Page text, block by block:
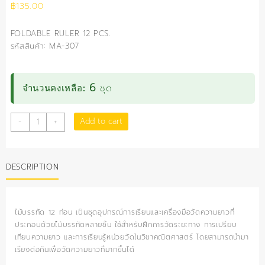
฿135.00
FOLDABLE RULER 12 PCS.
รหัสสินค้า: MA-307
จำนวนคงเหลือ: 6 ชุด
-
ไม้บรรทัด
12
+ Add to cart
DESCRIPTION
ไม้บรรทัด 12 ท่อน เป็นชุดอุปกรณ์การเรียนและเครื่องมือวัดความยาวที่
ประกอบด้วยไม้บรรทัดหลายชิ้น ใช้สำหรับฝึกการวัดระยะทาง การเปรียบ
เทียบความยาว และการเรียนรู้หน่วยวัดในวิชาคณิตศาสตร์ โดยสามารถนำมา
เรียงต่อกันเพื่อวัดความยาวที่มากขึ้นได้